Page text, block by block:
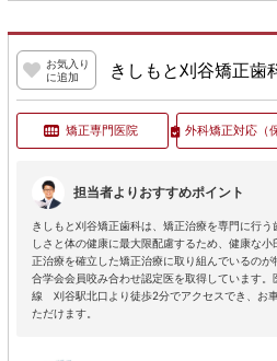
お気入り
に追加
きしもと刈谷矯正歯
矯正専門医院 外科矯正対応（
担当者よりおすすめポイント
きしもと刈谷矯正歯科は、矯正治療を専門に行
しさと体の健康に最大限配慮するため、健康な
正治療を確立した矯正治療に取り組んでいるの
合学会会員咬み合わせ認定医を取得しています
線 刈谷駅北口より徒歩2分でアクセスでき、お
ただけます。